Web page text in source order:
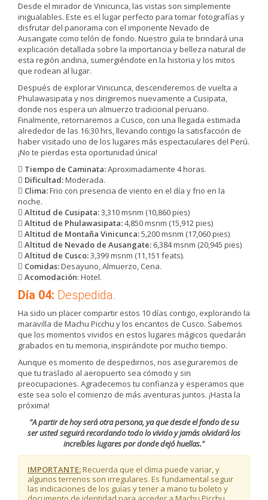
Desde el mirador de Vinicunca, las vistas son simplemente
inigualables. Este es el lugar perfecto para tomar fotografías y
disfrutar del panorama con el imponente Nevado de
Ausangate como telón de fondo. Nuestro guía te brindará una
explicación detallada sobre la importancia y belleza natural de
esta región andina, sumergiéndote en la historia y los mitos
que rodean al lugar.
Después de explorar Vinicunca, descenderemos de vuelta a
Phulawasipata y nos dirigiremos nuevamente a Cusipata,
donde nos espera un almuerzo tradicional peruano.
Finalmente, retornaremos a Cusco, con una llegada estimada
alrededor de las 16:30 hrs, llevando contigo la satisfacción de
haber visitado uno de los lugares más espectaculares del Perú.
¡No te pierdas esta oportunidad única!
Tiempo de Caminata:Aproximadamente 4 horas.
Dificultad:Moderada.
Clima:Frio con presencia de viento en el día y frio en la
noche.
Altitud de Cusipata:3,310 msnm (10,860 pies)
Altitud de Phulawasipata:4,850 msnm (15,912 pies)
Altitud de Montaña Vinicunca:5,200 msnm (17,060 pies)
Altitud de Nevado de Ausangate: 6,384 msnm (20,945 pies)
Altitud de Cusco:3,399 msnm (11,151 feats).
Comidas:Desayuno, Almuerzo, Cena.
Acomodación: Hotel.
Día 04: Despedida.
Ha sido un placer compartir estos 10 días contigo, explorando la
maravilla de Machu Picchu y los encantos de Cusco. Sabemos
que los momentos vividos en estos lugares mágicos quedarán
grabados en tu memoria, inspirándote por mucho tiempo.
Aunque es momento de despedirnos, nos aseguraremos de
que tu traslado al aeropuerto sea cómodo y sin
preocupaciones. Agradecemos tu confianza y esperamos que
este sea solo el comienzo de más aventuras juntos. ¡Hasta la
próxima!
"A partir de hoy será otra persona, ya que desde el fondo de su
ser usted seguirá recordando todo lo vivido y jamás olvidará los
increíbles lugares por donde dejó huellas."
IMPORTANTE:Recuerda que el clima puede variar, y
algunos terrenos son irregulares. Es fundamental seguir
las indicaciones de los guías y tener a mano tu boleto y